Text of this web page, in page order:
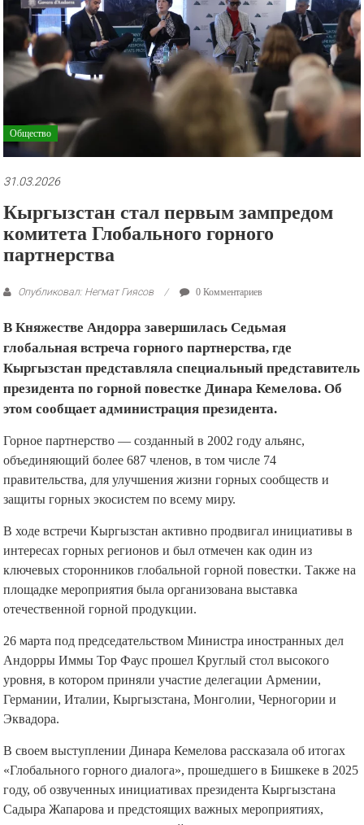
рекламные
ролики
и
презентации.
Общество
31.03.2026
Кыргызстан стал первым зампредом
комитета Глобального горного
партнерства
Опубликовал: Негмат Гиясов 0 Комментариев
В Княжестве Андорра завершилась Седьмая
глобальная встреча горного партнерства, где
Кыргызстан представляла специальный представитель
президента по горной повестке Динара Кемелова. Об
этом сообщает администрация президента.
Горное партнерство — созданный в 2002 году альянс,
объединяющий более 687 членов, в том числе 74
правительства, для улучшения жизни горных сообществ и
защиты горных экосистем по всему миру.
В ходе встречи Кыргызстан активно продвигал инициативы в
интересах горных регионов и был отмечен как один из
ключевых сторонников глобальной горной повестки. Также на
площадке мероприятия была организована выставка
отечественной горной продукции.
26 марта под председательством Министра иностранных дел
Андорры Иммы Тор Фаус прошел Круглый стол высокого
уровня, в котором приняли участие делегации Армении,
Германии, Италии, Кыргызстана, Монголии, Черногории и
Эквадора.
В своем выступлении Динара Кемелова рассказала об итогах
«Глобального горного диалога», прошедшего в Бишкеке в 2025
году, об озвученных инициативах президента Кыргызстана
Садыра Жапарова и предстоящих важных мероприятиях,